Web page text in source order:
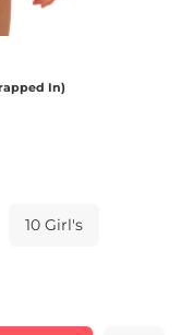
In)
10 Girl's